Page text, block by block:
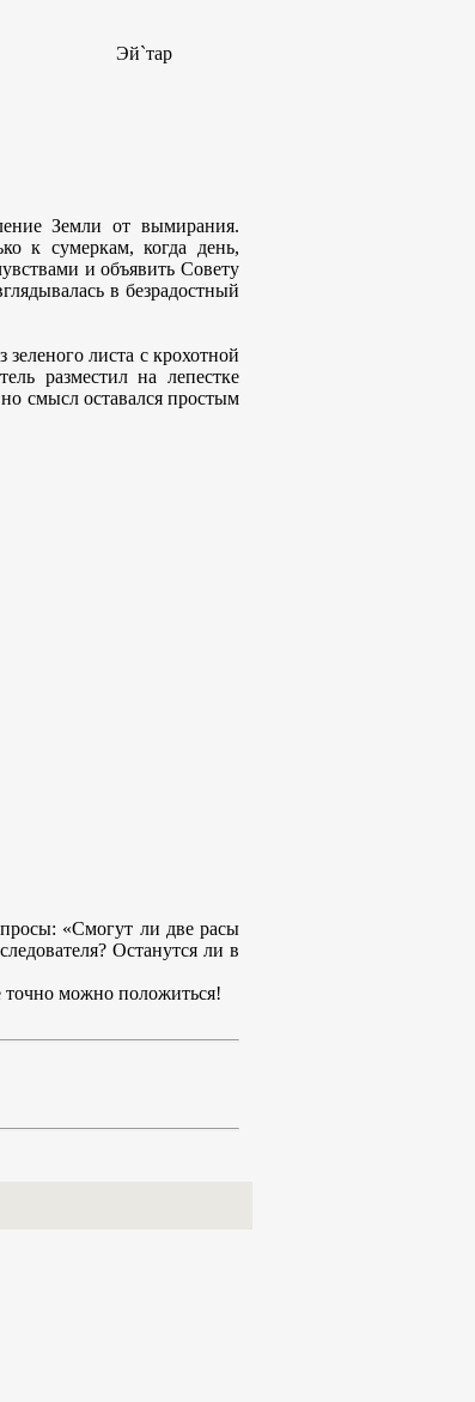
Эй`тар
Земли от вымирания.
к сумеркам, когда день,
и объявить Совету
в безрадостный
листа с крохотной
разместил на лепестке
смысл оставался простым
«Смогут ли две расы
Останутся ли в
точно можно положиться!